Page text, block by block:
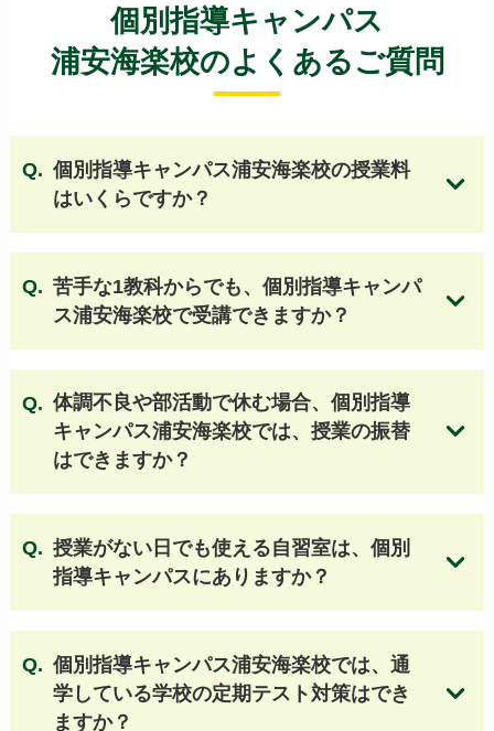
日本大学櫻丘高等学校
創価高等学校
駒込高等学校
北里大学附属順天高等学校
日本大学豊山高等学校
桜丘高等学校
専修大学附属高等学校
豊島学院高等学校
京華高等学校
東京成徳大学高等学校
実践学園高等学校
郁文館高等学校
文化学園大学杉並高等学校
駒澤大学高等学校
日本大学豊山女子高等学校
大東文化大学第一高等学校
目黒日本大学高等学校
昭和第一学園高等学校
武蔵野大学高等学校
目白研心高等学校
関東第一高等学校
豊南高等学校
【千葉 公立高校】
小金高等学校 薬園台高等学校
船橋東高等学校
鎌ヶ谷高等学校
柏南高等学校
国府台高等学校
松戸国際高等学校
国分高等学校
柏中央高等学校
市川東高等学校
我孫子高等学校
流山おおたかの森高等学校
個別指導キャンパス
浦安海楽校のよくあるご質問
個別指導キャンパス浦安海楽校の授業料
はいくらですか？
苦手な1教科からでも、個別指導キャンパ
ス浦安海楽校で受講できますか？
体調不良や部活動で休む場合、個別指導
キャンパス浦安海楽校では、授業の振替
はできますか？
授業がない日でも使える自習室は、個別
指導キャンパスにありますか？
個別指導キャンパス浦安海楽校では、通
学している学校の定期テスト対策はでき
ますか？